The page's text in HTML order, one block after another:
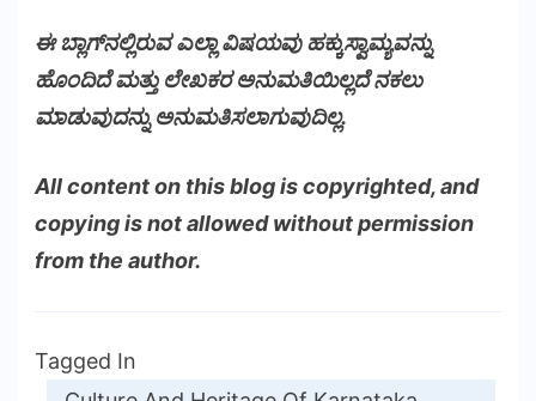
ಈ ಬ್ಲಾಗ್‌ನಲ್ಲಿರುವ ಎಲ್ಲಾ ವಿಷಯವು ಹಕ್ಕುಸ್ವಾಮ್ಯವನ್ನು
ಹೊಂದಿದೆ ಮತ್ತು ಲೇಖಕರ ಅನುಮತಿಯಿಲ್ಲದೆ ನಕಲು
ಮಾಡುವುದನ್ನು ಅನುಮತಿಸಲಾಗುವುದಿಲ್ಲ.
All content on this blog is copyrighted, and
copying is not allowed without permission
from the author.
Tagged In